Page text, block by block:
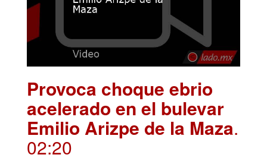
Provoca choque ebrio
acelerado en el bulevar
Emilio Arizpe de la Maza.
02:20